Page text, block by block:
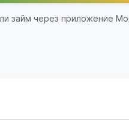
займ через приложение